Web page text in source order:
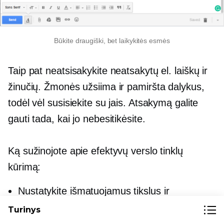
Būkite draugiški, bet laikykitės esmės
Taip pat neatsisakykite neatsakytų el. laiškų ir
žinučių. Žmonės užsiima ir pamiršta dalykus,
todėl vėl susisiekite su jais. Atsakymą galite
gauti tada, kai jo nebesitikėsite.
Ką sužinojote apie efektyvų verslo tinklų
kūrimą:
Nustatykite išmatuojamus tikslus ir
planuokite savo tinklo veiklą.
Turinys